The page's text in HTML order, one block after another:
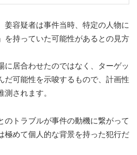
姜容疑者は事件当時、特定の人物に
を持っていた可能性があるとの見方
に居合わせたのではなく、ターゲッ
だ可能性を示唆するもので、計画性
されます。
のトラブルが事件の動機に繋がって
極めて個人的な背景を持った犯行だ